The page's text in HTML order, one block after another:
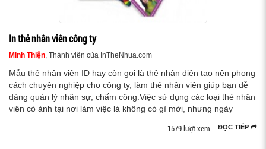
In thẻ nhân viên công ty
Minh Thiện, Thành viên của InTheNhua.com
Mẫu thẻ nhân viên ID hay còn gọi là thẻ nhận diện tạo nên phong
cách chuyên nghiệp cho công ty, làm thẻ nhân viên giúp bạn dễ
dàng quản lý nhân sự, chấm công.Việc sử dụng các loại thẻ nhân
viên có ảnh tại nơi làm việc là không có gì mới, nhưng ngày
ĐỌC TIẾP
1579 lượt xem